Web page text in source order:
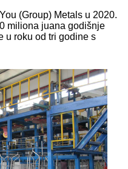
(Group) Metals u 2020.
miliona juana godišnje
u roku od tri godine s